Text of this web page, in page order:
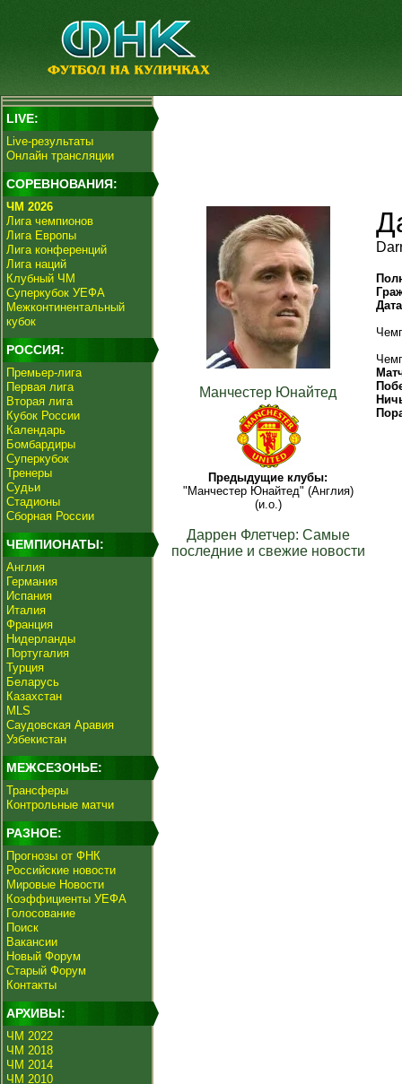
LIVE:
Live-результаты
Онлайн трансляции
СОРЕВНОВАНИЯ:
ЧМ 2026
Лига чемпионов
Лига Европы
Лига конференций
Лига наций
Клубный ЧМ
Суперкубок УЕФА
Межконтинентальный
кубок
РОССИЯ:
Премьер-лига
Первая лига
Вторая лига
Кубок России
Календарь
Бомбардиры
Суперкубок
Тренеры
Судьи
Стадионы
Сборная России
ЧЕМПИОНАТЫ:
Англия
Германия
Испания
Италия
Франция
Нидерланды
Португалия
Турция
Беларусь
Казахстан
MLS
Саудовская Аравия
Узбекистан
МЕЖСЕЗОНЬЕ:
Трансферы
Контрольные матчи
РАЗНОЕ:
Прогнозы от ФНК
Российские новости
Мировые Новости
Коэффициенты УЕФА
Голосование
Поиск
Вакансии
Новый Форум
Старый Форум
Контакты
АРХИВЫ:
ЧМ 2022
ЧМ 2018
ЧМ 2014
ЧМ 2010
Манчестер Юнайтед
Предыдущие клубы:
"Манчестер Юнайтед" (Англия)
(и.о.)
Даррен Флетчер: Самые
последние и свежие новости